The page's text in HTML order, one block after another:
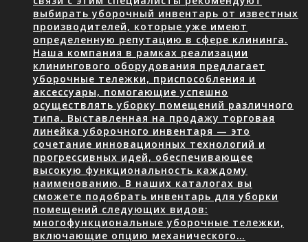
выбирать уборочный инвентарь от известных
производителей, которые уже имеют
определенную репутацию в сфере клининга.
Наша компания в рамках реализации
клинингового оборудования предлагает
уборочные тележки, приспособления и
аксессуары, помогающие успешно
осуществлять уборку помещений различного
типа. Выставленная на продажу торговая
линейка уборочного инвентаря — это
сочетание инновационных технологий и
прогрессивных идей, обеспечивающее
высокую функциональность каждому
наименованию. В наших каталогах вы
сможете подобрать инвентарь для уборки
помещений следующих видов:
многофункциональные уборочные тележки,
включающие опцию механического…